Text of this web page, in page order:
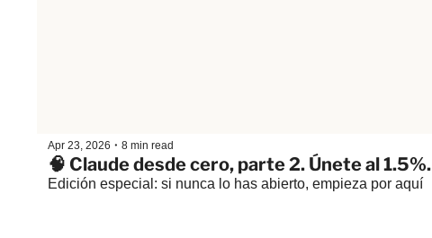
Apr 23, 2026 • 8 min read
🧠 Claude desde cero, parte 2. Únete al 1.5%.
Edición especial: si nunca lo has abierto, empieza por aquí